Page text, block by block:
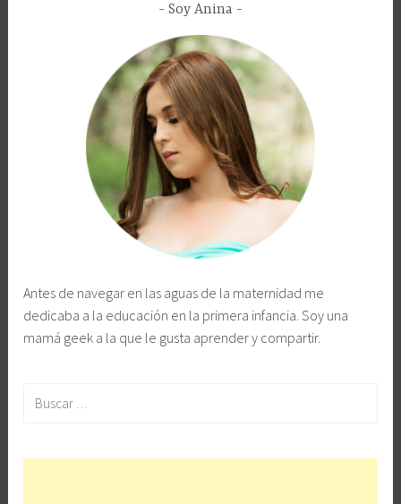
Soy Anina
Antes de navegar en las aguas de la maternidad me
dedicaba a la educación en la primera infancia. Soy una
mamá geek a la que le gusta aprender y compartir.